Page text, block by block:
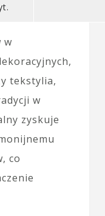
w
tekstylia,
w
zyskuje
co